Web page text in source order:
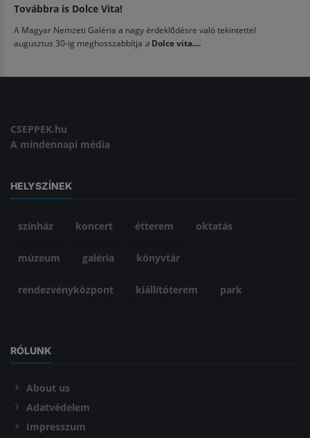
Továbbra is Dolce Vita!
A Magyar Nemzeti Galéria a nagy érdeklődésre való tekintettel
augusztus 30-ig meghosszabbítja a Dolce vita....
CSEPPEK.hu
A mindennapi média
HELYSZÍNEK
színház koncert étterem oktatás
múzeum galéria könyvtár
rendezvényközpont kiállítóterem park
RÓLUNK
About us
Adatvédelem
Impresszum